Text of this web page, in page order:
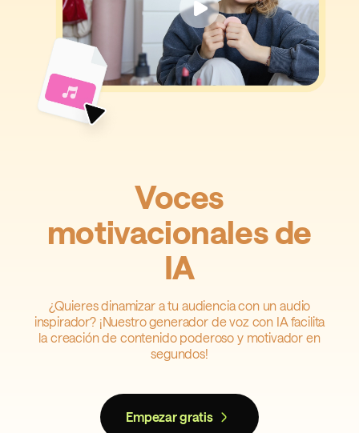
Voces
motivacionales de
IA
¿Quieres dinamizar a tu audiencia con un audio
inspirador? ¡Nuestro generador de voz con IA facilita
la creación de contenido poderoso y motivador en
segundos!
Empezar gratis